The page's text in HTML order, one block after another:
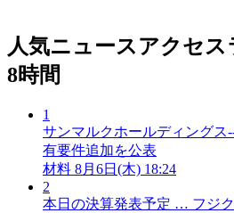
人気ニュースアクセ
8時間
1
サンマルクホールディングス
有要件追加を公表
材料 8月6日(木) 18:24
2
本日の決算発表予定 … フジ